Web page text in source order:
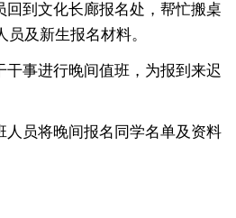
到文化长廊报名处，帮忙搬桌
及新生报名材料。
事进行晚间值班，为报到来迟
员将晚间报名同学名单及资料